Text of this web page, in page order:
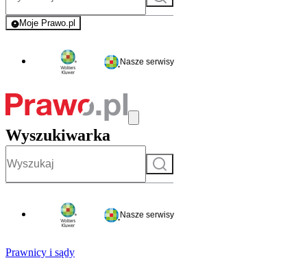
Moje Prawo.pl
- rejestracja i logowanie do serwisu
Nasze serwisy
Wyszukiwarka
Szukaj
Nasze serwisy
Prawnicy i sądy